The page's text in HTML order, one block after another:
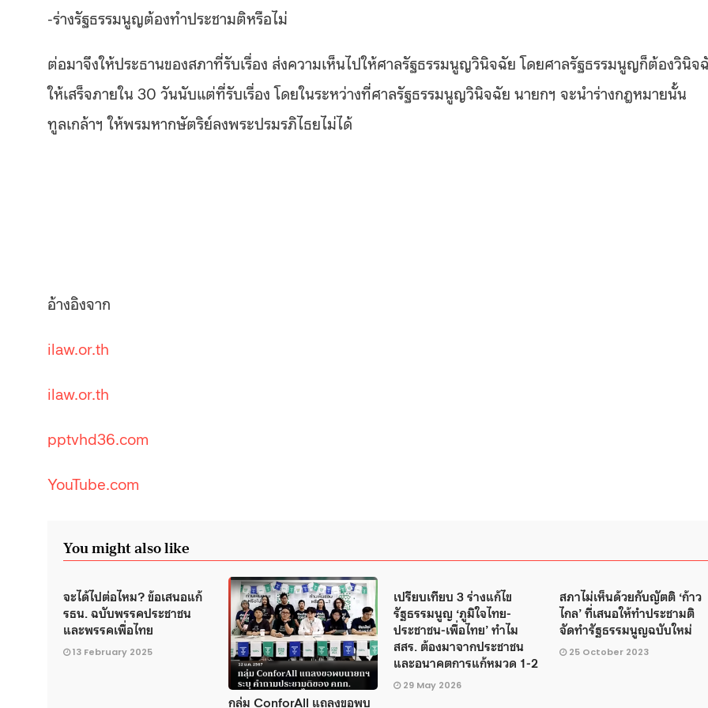
-ร่างรัฐธรรมนูญต้องทำประชามติหรือไม่
ต่อมาจึงให้ประธานของสภาที่รับเรื่อง ส่งความเห็นไปให้ศาลรัฐธรรมนูญวินิจฉัย โดยศาลรัฐธรรมนูญก็ต้องวินิจ
ให้เสร็จภายใน 30 วันนับแต่ที่รับเรื่อง โดยในระหว่างที่ศาลรัฐธรรมนูญวินิจฉัย นายกฯ จะนำร่างกฎหมายนั้น
ทูลเกล้าฯ ให้พรมหากษัตริย์ลงพระปรมรภิไธยไม่ได้
อ้างอิงจาก
ilaw.or.th
ilaw.or.th
pptvhd36.com
YouTube.com
You might also like
จะได้ไปต่อไหม? ข้อเสนอแก้
รธน. ฉบับพรรคประชาชน
และพรรคเพื่อไทย
13 February 2025
กลุ่ม ConforAll แถลงขอพบ
เปรียบเทียบ 3 ร่างแก้ไข
รัฐธรรมนูญ ‘ภูมิใจไทย-
ประชาชน-เพื่อไทย’ ทำไม
สสร. ต้องมาจากประชาชน
และอนาคตการแก้หมวด 1-2
29 May 2026
สภาไม่เห็นด้วยกับญัตติ ‘ก้าว
ไกล’ ที่เสนอให้ทำประชามติ
จัดทำรัฐธรรมนูญฉบับใหม่
25 October 2023